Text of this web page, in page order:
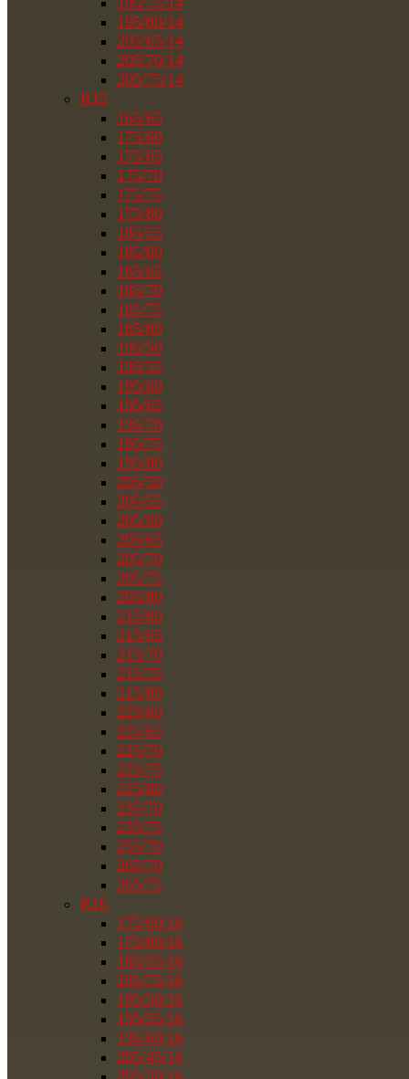
195/80/14
205/65/14
205/70/14
205/75/14
R15
165/65
175/60
175/65
175/70
175/75
175/80
185/55
185/60
185/65
185/70
185/75
185/80
195/50
195/55
195/60
195/65
195/70
195/75
195/80
205/50
205/55
205/60
205/65
205/70
205/75
205/80
215/60
215/65
215/70
215/75
215/80
225/60
225/65
225/70
225/75
225/80
235/70
235/75
255/70
265/70
265/75
R16
175/60/16
175/80/16
185/55/16
185/75/16
195/50/16
195/55/16
195/60/16
205/45/16